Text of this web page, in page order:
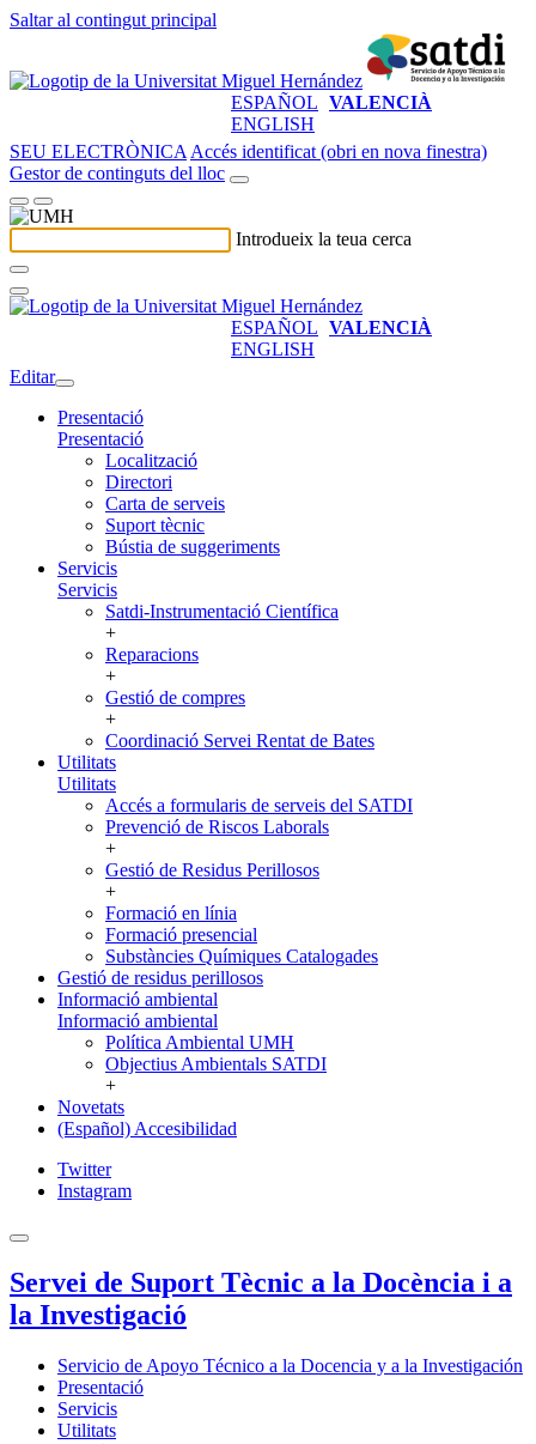
Saltar al contingut principal
ESPAÑOL VALENCIÀ
ENGLISH
SEU ELECTRÒNICA Accés identificat (obri en nova finestra)
Gestor de continguts del lloc
Introdueix la teua cerca
ESPAÑOL VALENCIÀ
ENGLISH
Editar
Presentació
Presentació
Localització
Directori
Carta de serveis
Suport tècnic
Bústia de suggeriments
Servicis
Servicis
Satdi-Instrumentació Científica
+
Reparacions
+
Gestió de compres
+
Coordinació Servei Rentat de Bates
Utilitats
Utilitats
Accés a formularis de serveis del SATDI
Prevenció de Riscos Laborals
+
Gestió de Residus Perillosos
+
Formació en línia
Formació presencial
Substàncies Químiques Catalogades
Gestió de residus perillosos
Informació ambiental
Informació ambiental
Política Ambiental UMH
Objectius Ambientals SATDI
+
Novetats
(Español) Accesibilidad
Twitter
Instagram
Servei de Suport Tècnic a la Docència i a
la Investigació
Servicio de Apoyo Técnico a la Docencia y a la Investigación
Presentació
Servicis
Utilitats